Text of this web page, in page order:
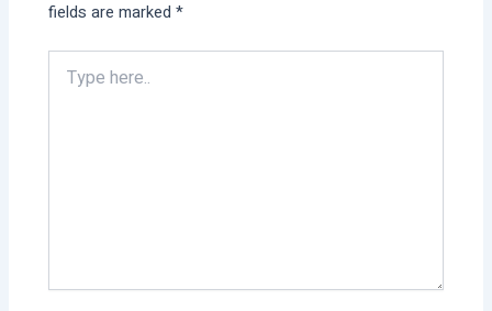
fields are marked*
here..